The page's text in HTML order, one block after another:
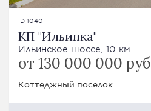
ID 1040
КП "Ильинка"
Ильинское шоссе, 10 км
от 130 000 000 руб
Коттеджный поселок